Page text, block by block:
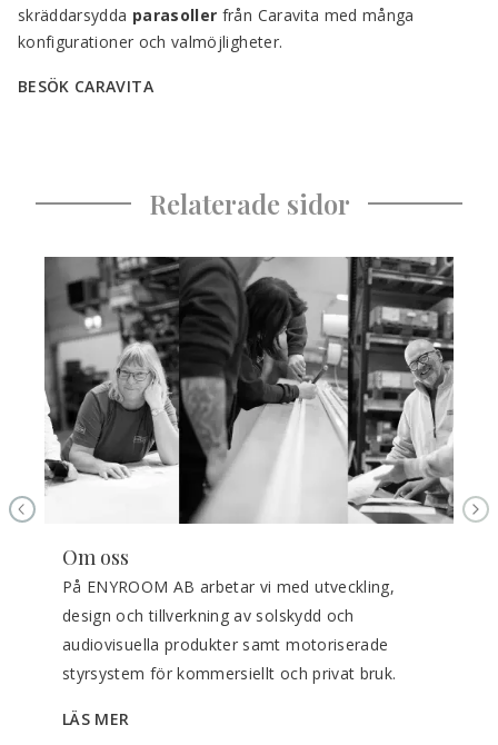
skräddarsydda parasoller från Caravita med många
konfigurationer och valmöjligheter.
BESÖK CARAVITA
Relaterade sidor
PREVIOUS SLIDE
Om oss
På ENYROOM AB arbetar vi med utveckling,
design och tillverkning av solskydd och
audiovisuella produkter samt motoriserade
styrsystem för kommersiellt och privat bruk.
LÄS MER